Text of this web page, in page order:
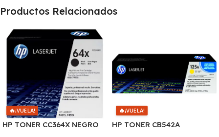
Productos Relacionados
🔥¡VUELA!
HP TONER CC364X NEGRO
🔥¡VUELA!
HP TONER CB542A